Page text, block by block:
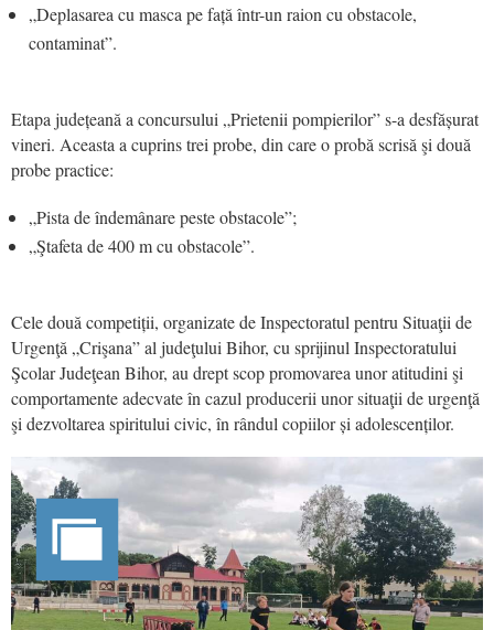
„Deplasarea cu masca pe față într-un raion cu obstacole,
contaminat”.
Etapa județeană a concursului „Prietenii pompierilor” s-a desfășurat
vineri. Aceasta a cuprins trei probe, din care o probă scrisă şi două
probe practice:
„Pista de îndemânare peste obstacole”;
„Ştafeta de 400 m cu obstacole”.
Cele două competiții, organizate de Inspectoratul pentru Situaţii de
Urgenţă „Crişana” al judeţului Bihor, cu sprijinul Inspectoratului
Şcolar Judeţean Bihor, au drept scop promovarea unor atitudini şi
comportamente adecvate în cazul producerii unor situaţii de urgenţă
şi dezvoltarea spiritului civic, în rândul copiilor și adolescenților.